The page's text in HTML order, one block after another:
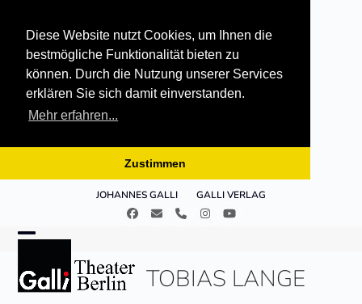
Diese Website nutzt Cookies, um Ihnen die
bestmögliche Funktionalität bieten zu
können. Durch die Nutzung unserer Services
erklären Sie sich damit einverstanden.
Mehr erfahren...
Zustimmen
JOHANNES GALLI GALLI VERLAG
Facebook
E- TelefonInstagramYouTube
mobile
mobile
TOBIAS LANGE